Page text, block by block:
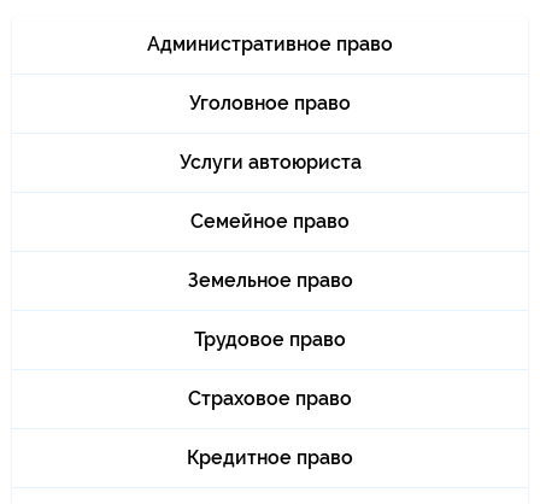
Административное право
Уголовное право
Услуги автоюриста
Семейное право
Земельное право
Трудовое право
Страховое право
Кредитное право